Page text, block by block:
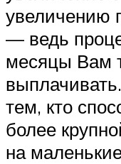
увеличению
— ведь
месяцы Вам
тем, кто
более
на